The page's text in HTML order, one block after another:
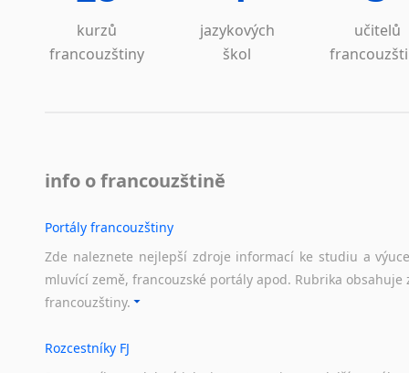
kurzů
francouzštiny
jazykových
škol
učitelů
info o francouzštině
Portály francouzštiny
Zde naleznete nejlepší zdroje informací ke studiu a
mluvící země, francouzské portály apod. Rubrika
francouzštiny.
Rozcestníky FJ